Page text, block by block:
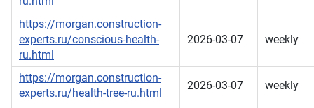
https://morgan.construction-
experts.ru/conscious-health-
ru.html
2026-03-07 weekly
https://morgan.construction-
experts.ru/health-tree-ru.html
2026-03-07 weekly